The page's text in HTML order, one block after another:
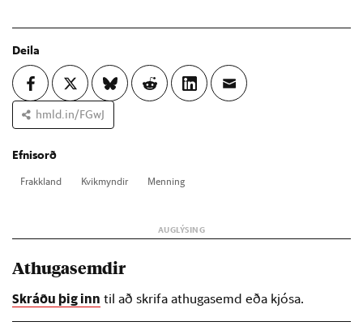
Deila
hmld.in/FGwJ
Efnisorð
Frakk­land Kvik­mynd­ir Menn­ing
Athugasemdir
Skráðu þig inn til að skrifa athugasemd eða kjósa.